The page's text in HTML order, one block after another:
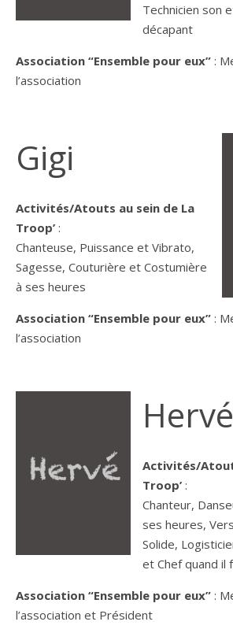
Technicien son
décapant
Association “Ensemble pour eux” :
l’association
Gigi
Activités/Atouts au sein de La
Troop’ :
Chanteuse, Puissance et Vibrato,
Sagesse, Couturière et Costumière
à ses heures
Association “Ensemble pour eux” :
l’association
Hervé
Activités/
Troop’ :
Chanteur,
ses heures,
Solide,
et Chef quand il
Association “Ensemble pour eux” :
l’association et Président